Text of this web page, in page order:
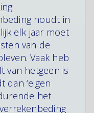
houdt in
elk jaar moet
van de
Vaak heb
van hetgeen is
dan ‘eigen
het